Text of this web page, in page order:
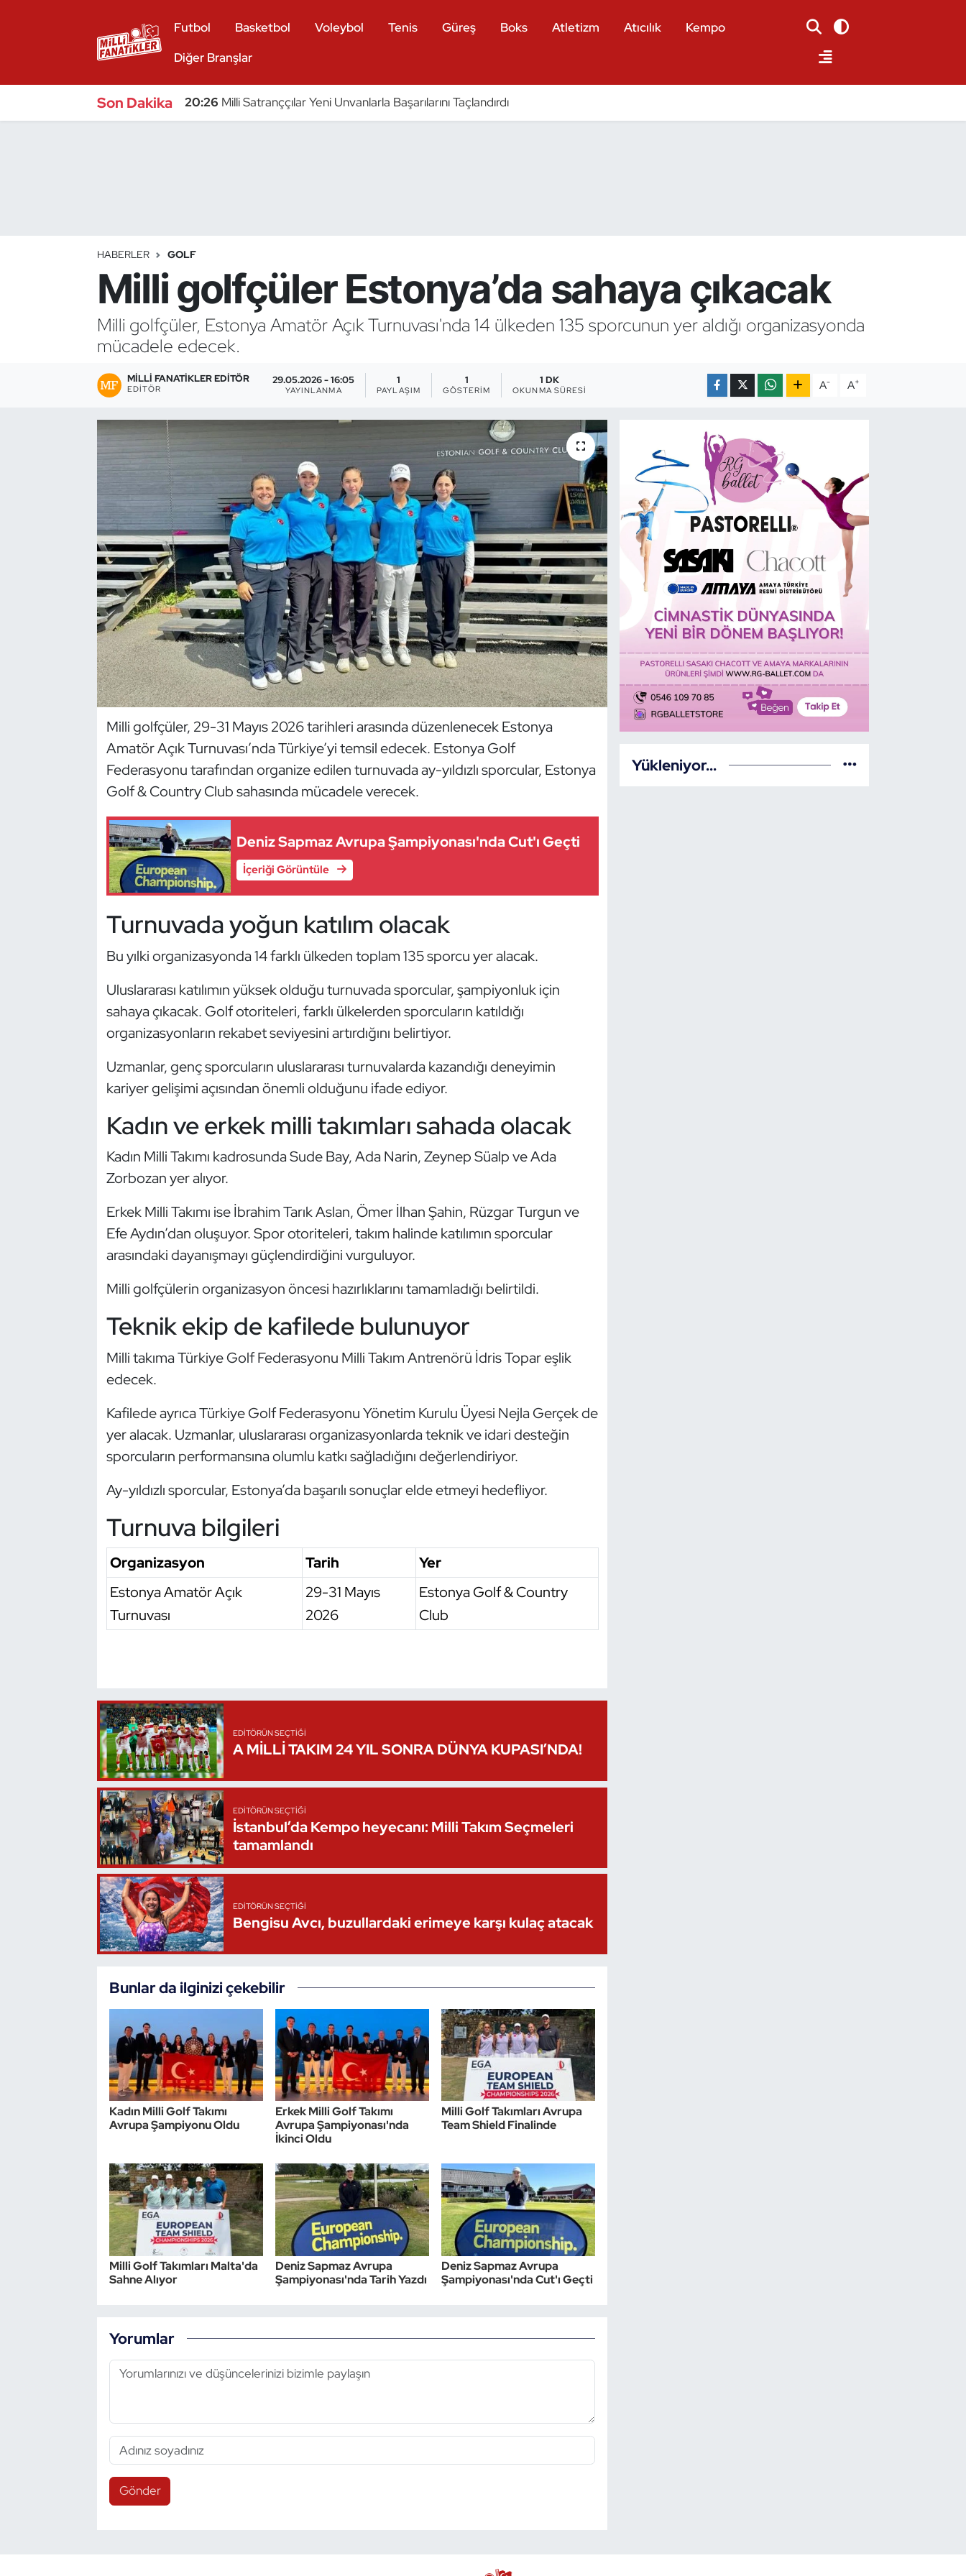
Futbol Basketbol Voleybol Tenis Güreş Boks Atletizm Atıcılık
Kempo
Diğer Branşlar
Son Dakika 20:26 Milli Satranççılar Yeni Unvanlarla Başarılarını Taçlandırdı
HABERLER GOLF
Milli golfçüler Estonya’da sahaya çıkacak
Milli golfçüler, Estonya Amatör Açık Turnuvası'nda 14 ülkeden 135 sporcunun yer aldığı organizasyonda
mücadele edecek.
MILLI FANATIKLER EDITÖR
EDITÖR
29.05.2026 - 16:05
YAYINLANMA
1
PAYLAŞIM
1
GÖSTERIM
1 DK
OKUNMA SÜRESI A- A+
Milli golfçüler, 29-31 Mayıs 2026 tarihleri arasında düzenlenecek Estonya
Amatör Açık Turnuvası’nda Türkiye’yi temsil edecek. Estonya Golf
Federasyonu tarafından organize edilen turnuvada ay-yıldızlı sporcular, Estonya
Golf & Country Club sahasında mücadele verecek.
Deniz Sapmaz Avrupa Şampiyonası'nda Cut'ı Geçti
İçeriği Görüntüle
Turnuvada yoğun katılım olacak
Bu yılki organizasyonda 14 farklı ülkeden toplam 135 sporcu yer alacak.
Uluslararası katılımın yüksek olduğu turnuvada sporcular, şampiyonluk için
sahaya çıkacak. Golf otoriteleri, farklı ülkelerden sporcuların katıldığı
organizasyonların rekabet seviyesini artırdığını belirtiyor.
Uzmanlar, genç sporcuların uluslararası turnuvalarda kazandığı deneyimin
kariyer gelişimi açısından önemli olduğunu ifade ediyor.
Kadın ve erkek milli takımları sahada olacak
Kadın Milli Takımı kadrosunda Sude Bay, Ada Narin, Zeynep Süalp ve Ada
Zorbozan yer alıyor.
Erkek Milli Takımı ise İbrahim Tarık Aslan, Ömer İlhan Şahin, Rüzgar Turgun ve
Efe Aydın’dan oluşuyor. Spor otoriteleri, takım halinde katılımın sporcular
arasındaki dayanışmayı güçlendirdiğini vurguluyor.
Milli golfçülerin organizasyon öncesi hazırlıklarını tamamladığı belirtildi.
Teknik ekip de kafilede bulunuyor
Milli takıma Türkiye Golf Federasyonu Milli Takım Antrenörü İdris Topar eşlik
edecek.
Kafilede ayrıca Türkiye Golf Federasyonu Yönetim Kurulu Üyesi Nejla Gerçek de
yer alacak. Uzmanlar, uluslararası organizasyonlarda teknik ve idari desteğin
sporcuların performansına olumlu katkı sağladığını değerlendiriyor.
Ay-yıldızlı sporcular, Estonya’da başarılı sonuçlar elde etmeyi hedefliyor.
Turnuva bilgileri
Organizasyon Tarih
Yer
Estonya Amatör Açık
Turnuvası
29-31 Mayıs
2026
Estonya Golf & Country
Club
EDITÖRÜN SEÇTIĞI
A MİLLİ TAKIM 24 YIL SONRA DÜNYA KUPASI’NDA!
EDITÖRÜN SEÇTIĞI
İstanbul’da Kempo heyecanı: Milli Takım Seçmeleri
tamamlandı
EDITÖRÜN SEÇTIĞI
Bengisu Avcı, buzullardaki erimeye karşı kulaç atacak
Bunlar da ilginizi çekebilir
Kadın Milli Golf Takımı
Avrupa Şampiyonu Oldu
Erkek Milli Golf Takımı
Avrupa Şampiyonası'nda
İkinci Oldu
Milli Golf Takımları Avrupa
Team Shield Finalinde
Milli Golf Takımları Malta'da
Sahne Alıyor
Deniz Sapmaz Avrupa
Şampiyonası'nda Tarih Yazdı
Deniz Sapmaz Avrupa
Şampiyonası'nda Cut'ı Geçti
Yorumlar
Gönder
Yükleniyor...
Bocce Bowling Dart
Buz Hokeyi
Buz Pateni
Çim Hokeyi
Cimnastik
Dans Sporları
İşitme Engelli Sporcular
Judo ve Kuraş
Modern Pentatlon
Motor Sporları
Oryantiring
Paralimpik
Sualtı Sporları
Vücut Geliştirme Fitness
Wushu Kungfu